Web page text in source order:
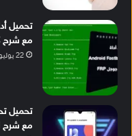
مع شرح
22 يوليو 2025
مع شرح